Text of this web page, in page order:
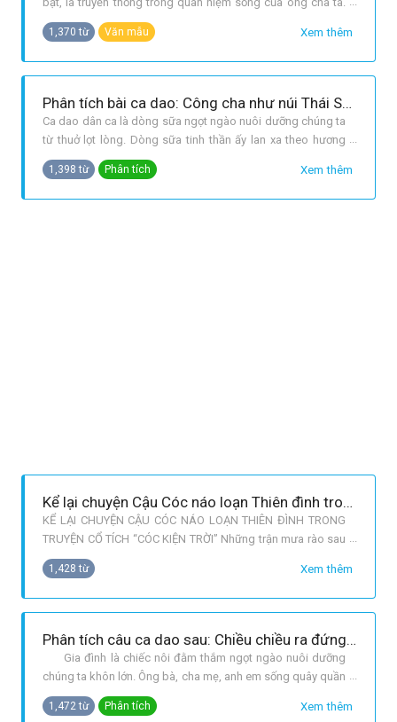
Tình cảm ấy ngày càng được phát huy và thấm sâu vào máu
thịt của mỗi người dân. Cùng với với những câu tục ngữ, ca
nước phải thươn
Xem thêm
1,370 từ Văn mẫu
Phân tích bài ca dao: Công cha như núi Thái Sơn...mới là đạo con.
Ca dao dân ca là dòng sữa ngọt ngào nuôi dưỡng chúng ta
từ thuở lọt lòng. Dòng sữa tinh thần ấy lan xa theo hương
lúa, cánh cò, trầm bổng ngân nga theo nhịp chèo của con
thuyền xuôi ngược, âu yếm thiết tha như lời ru của mẹ... như
khúc hát tâm tình quê hương đã thấm sâu vào tâm hồn tuổi
Xem thêm
1,398 từ Phân tích
Kể lại chuyện Cậu Cóc náo loạn Thiên đình trong truyện cổ tích “Cóc kiện Trời”
KỂ LẠI CHUYỆN CẬU CÓC NÁO LOẠN THIÊN ĐÌNH TRONG
TRUYỆN CỔ TÍCH “CÓC KIỆN TRỜI” Những trận mưa rào sau
kì đại hạn đã làm cho cây cỏ, muôn vật, muôn loài hồi sinh.
Cậu Cóc thủ lĩnh tổ chức đại hội mừng công. Trên bãi cỏ bát
ngát xanh tươi, từ khắp bốn phương trời, các loài tấp nập
kéo về dự hội. Những
Xem thêm
1,428 từ
Phân tích câu ca dao sau: Chiều chiều ra đứng ngõ sau - Trông về quê mẹ, ruột đau chín chiều.
Gia đình là chiếc nôi đằm thắm ngọt ngào nuôi dưỡng
chúng ta khôn lớn. Ông bà, cha mẹ, anh em sống quây quần
bên nhau trong tình yêu thương vô bờ bến. Tình cảm ấy
được hun đúc và truyền lại cho nhau từ đời này sang đời
Xem thêm
1,472 từ Phân tích